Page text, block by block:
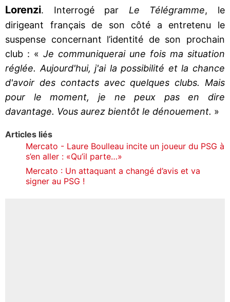
Lorenzi. Interrogé par Le Télégramme, le
dirigeant français de son côté a entretenu le
suspense concernant l’identité de son prochain
club : « Je communiquerai une fois ma situation
réglée. Aujourd'hui, j'ai la possibilité et la chance
d'avoir des contacts avec quelques clubs. Mais
pour le moment, je ne peux pas en dire
davantage. Vous aurez bientôt le dénouement. »
Articles liés
Mercato - Laure Boulleau incite un joueur du PSG à
s’en aller : «Qu’il parte…»
Mercato : Un attaquant a changé d’avis et va
signer au PSG !